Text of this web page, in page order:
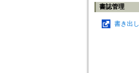
書誌管理
書き出し